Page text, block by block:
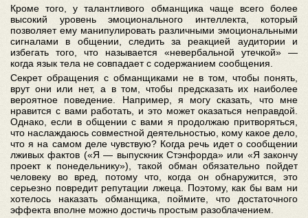
Кроме того, у талантливого обманщика чаще всего более
высокий уровень эмоционального интеллекта, который
позволяет ему манипулировать различными эмоциональными
сигналами в общении, следить за реакцией аудитории и
избегать того, что называется «невербальной утечкой» —
когда язык тела не совпадает с содержанием сообщения.
Секрет обращения с обманщиками не в том, чтобы понять,
врут они или нет, а в том, чтобы предсказать их наиболее
вероятное поведение. Например, я могу сказать, что мне
нравится с вами работать, и это может оказаться неправдой.
Однако, если в общении с вами я продолжаю притворяться,
что наслаждаюсь совместной деятельностью, кому какое дело,
что я на самом деле чувствую? Когда речь идет о сообщении
лживых фактов («Я — выпускник Стэнфорда» или «Я закончу
проект к понедельнику»), такой обман обязательно пойдет
человеку во вред, потому что, когда он обнаружится, это
серьезно повредит репутации лжеца. Поэтому, как бы вам ни
хотелось наказать обманщика, поймите, что достаточного
эффекта вполне можно достичь простым разоблачением.